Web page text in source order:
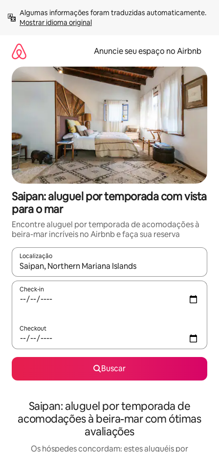
para
Mostrar idioma original
Anuncie seu espaço no Airbnb
Saipan: aluguel por temporada com vista
para o mar
Encontre aluguel por temporada de acomodações à
beira-mar incríveis no Airbnb e faça sua reserva
Localização
Quando os resultados estiverem disponíveis, explore-os
Check-in
Checkout
Buscar
Saipan: aluguel por temporada de
acomodações à beira-mar com ótimas
avaliações
Os hóspedes concordam: estes aluguéis por